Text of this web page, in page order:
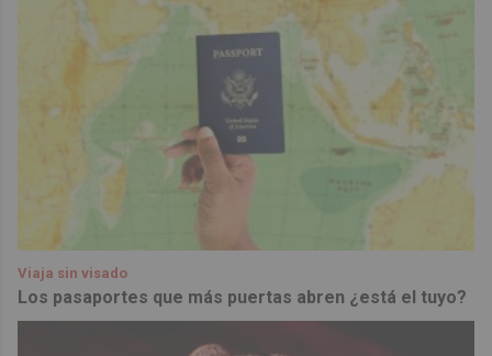
Viaja sin visado
Los pasaportes que más puertas abren ¿está el tuyo?